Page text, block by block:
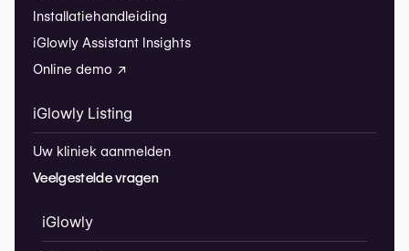
Installatiehandleiding
iGlowly Assistant Insights
Online demo ↗
iGlowly Listing
Uw kliniek aanmelden
Veelgestelde vragen
iGlowly